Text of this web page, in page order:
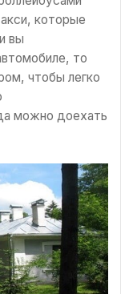
которые
вы
то
чтобы легко
можно доехать